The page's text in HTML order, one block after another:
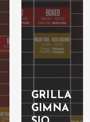
GRILLA
GIMNA